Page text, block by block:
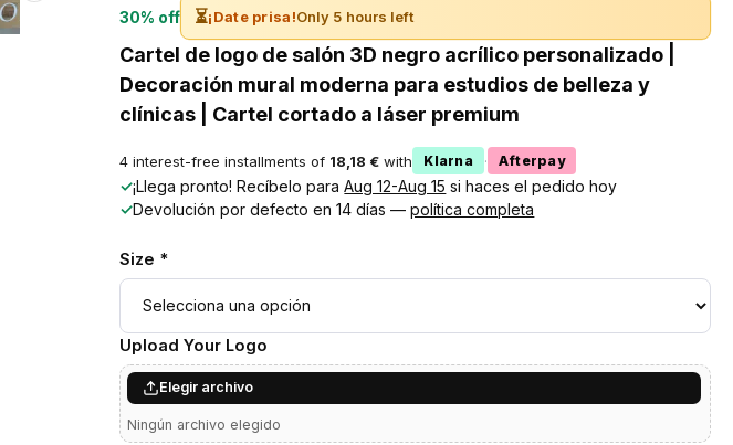
30% off ⏳¡Date prisa!Only 5 hours left
Cartel de logo de salón 3D negro acrílico personalizado |
Decoración mural moderna para estudios de belleza y
clínicas | Cartel cortado a láser premium
4 interest-free installments of 18,18 € with Klarna · Afterpay
✓¡Llega pronto! Recíbelo paraAug 12-Aug 15 si haces el pedido hoy
✓Devolución por defecto en 14 días —política completa
Size *
Upload Your Logo
Elegir archivo
Ningún archivo elegido